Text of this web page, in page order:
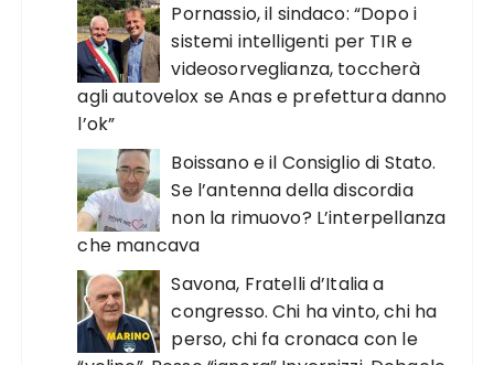
Pornassio, il sindaco: “Dopo i
sistemi intelligenti per TIR e
videosorveglianza, toccherà
agli autovelox se Anas e prefettura danno
l’ok”
Boissano e il Consiglio di Stato.
Se l’antenna della discordia
non la rimuovo? L’interpellanza
che mancava
Savona, Fratelli d’Italia a
congresso. Chi ha vinto, chi ha
perso, chi fa cronaca con le